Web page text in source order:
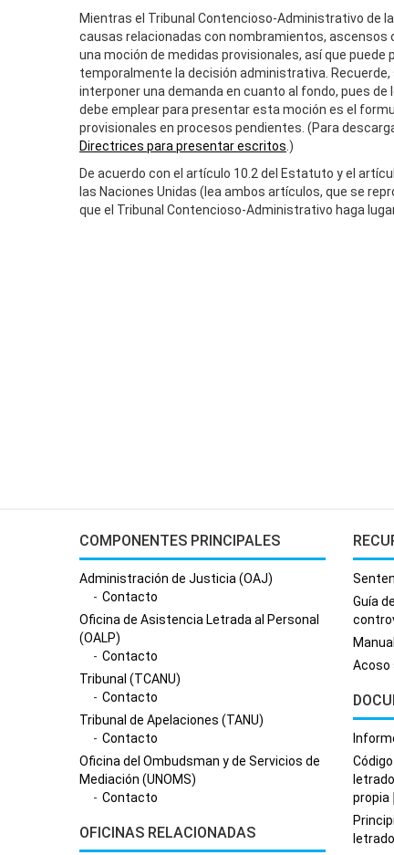
Mientras el Tribunal Contencioso-Administrativo de
causas relacionadas con nombramientos,
una moción de medidas provisionales, así que
temporalmente la decisión administrativa.
interponer una demanda en cuanto al fondo, pues
debe emplear para presentar esta moción es el
provisionales en procesos pendientes. (Para
Directrices para presentar escritos .)
De acuerdo con el artículo 10.2 del Estatuto y el
las Naciones Unidas (lea ambos artículos, que se
que el Tribunal Contencioso-Administrativo haga
COMPONENTES PRINCIPALES
Administración de Justicia (OAJ)
Contacto
Oficina de Asistencia Letrada al Personal
(OALP)
Contacto
Tribunal (TCANU)
Contacto
Tribunal de Apelaciones (TANU)
Contacto
Oficina del Ombudsman y de Servicios de
Mediación (UNOMS)
Contacto
OFICINAS RELACIONADAS
Guía
Acoso
propia